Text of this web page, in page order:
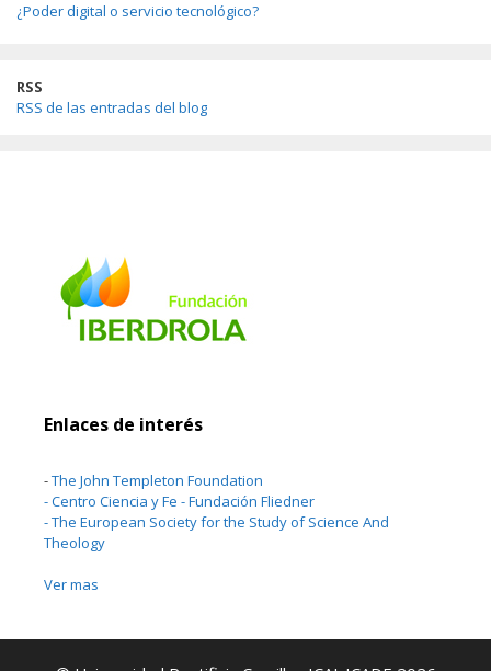
¿Poder digital o servicio tecnológico?
RSS
RSS de las entradas del blog
Enlaces de interés
-The John Templeton Foundation
-Centro Ciencia y Fe - Fundación Fliedner
-The European Society for the Study of Science And
Theology
Ver mas